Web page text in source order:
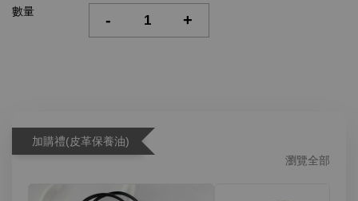
數量 - +
加購禮(皮革保養油)
瀏覽全部